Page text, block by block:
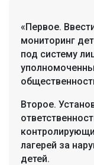
«Первое.
мониторинг
под систему
Второе.
лагерей за
детей.